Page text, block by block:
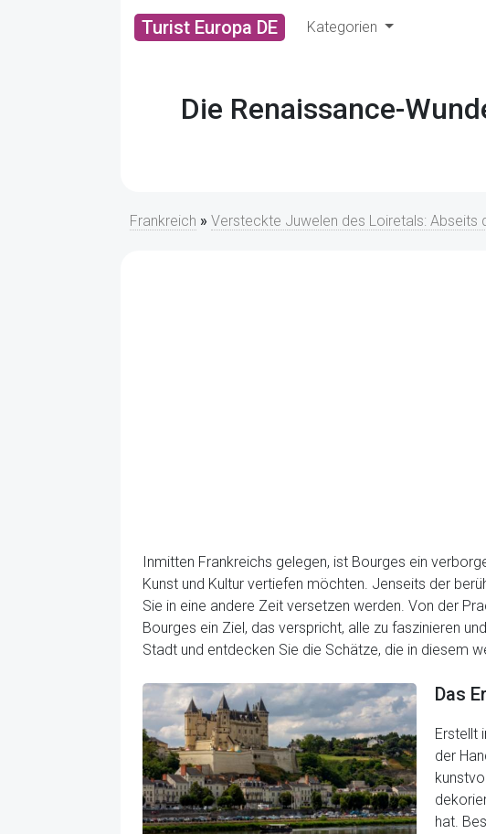
Turist Europa DE Kategorien
Die Renaissance-
Frankreich » Versteckte Juwelen des Loiretals: Abseits
Inmitten Frankreichs gelegen, ist Bourges ein
Kunst und Kultur vertiefen möchten. Jenseits der
Sie in eine andere Zeit versetzen werden. Von der
Bourges ein Ziel, das verspricht, alle zu faszinieren
Stadt und entdecken Sie die Schätze, die in diesem
Das
Erstellt
der
hat.